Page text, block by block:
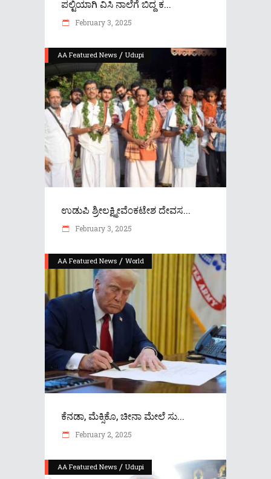
ಪಲ್ಟಿಯಾಗಿ ವಿಸಿ ನಾಲೆಗೆ ಬಿದ್ದ ಕ...
February 3, 2025
AA Featured News / Udupi
ಉಡುಪಿ ಶ್ರೀಲಕ್ಷ್ಮೀವೆ೦ಕಟೇಶ ದೇವಸ...
February 3, 2025
AA Featured News / World
ಕೆನಡಾ, ಮೆಕ್ಸಿಕೊ, ಚೀನಾ ಮೇಲೆ ಸು...
February 2, 2025
AA Featured News / Udupi